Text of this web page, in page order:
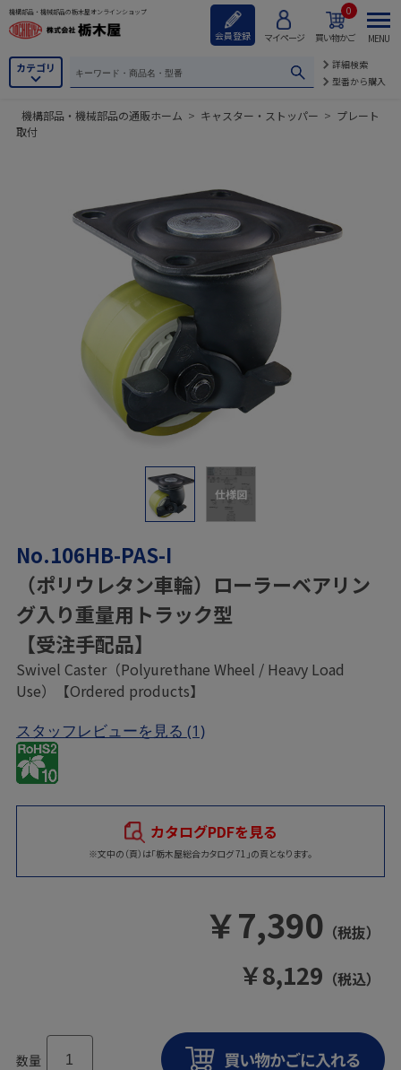
機構部品・機械部品の栃木屋オンラインショップ
会員登録 マイページ 買い物かご
0
カテゴリ
詳細検索
型番から購入
MENU
機構部品・機械部品の通販ホーム > キャスター・ストッパー > プレート
取付
仕様図
No.106HB-PAS-I
（ポリウレタン車輪）ローラーベアリン
グ入り重量用トラック型
【受注手配品】
Swivel Caster（Polyurethane Wheel / Heavy Load
Use）【Ordered products】
スタッフレビューを見る (1)
カタログPDFを見る
※文中の（頁）は「栃木屋総合カタログ 71」の頁となります。
￥7,390 （税抜）
￥8,129 （税込）
数量